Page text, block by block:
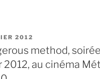
2012
method,
2012, au cinéma